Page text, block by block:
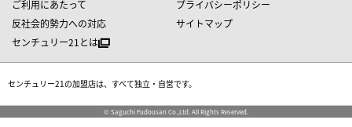
ご利用にあたって
プライバシーポリシー
反社会的勢力への対応
サイトマップ
センチュリー21とは
センチュリー21の加盟店は、すべて独立・自営です。
© Saguchi Fudousan Co.,Ltd. All Rights Reserved.